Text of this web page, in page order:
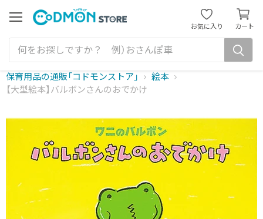
ュ
ー
お気に入り カート
カ
ー
ト
見
保育用品の通販「コドモンストア」
絵本
【大型絵本】バルボンさんのおでかけ